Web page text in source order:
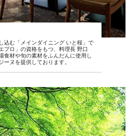
込む「メインダイニング いと桜」で
プロ」の資格をもつ、料理長 野口
食材や旬の素材をふんだんに使用し
ーヌを提供しております。